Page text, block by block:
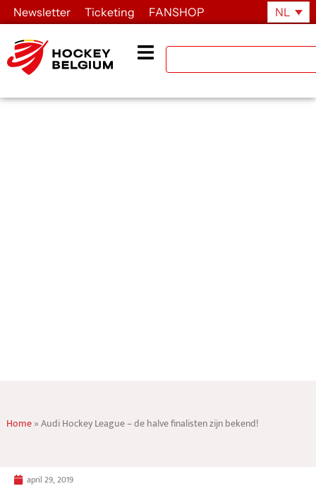
Newsletter Ticketing FANSHOP NL
Home»Audi Hockey League – de halve finalisten zijn bekend!
april 29, 2019